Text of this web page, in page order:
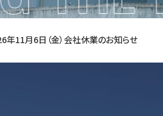
来場御礼】第11回 ものづくり ワールド [名古屋]